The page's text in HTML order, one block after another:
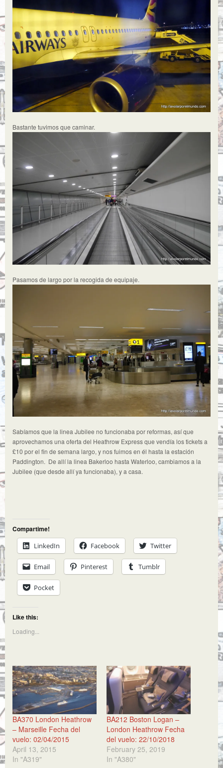
Bastante tuvimos que caminar.
Pasamos de largo por la recogida de equipaje.
Sabíamos que la linea Jubilee no funcionaba por reformas, así que
aprovechamos una oferta del Heathrow Express que vendía los tickets a
£10 por el fin de semana largo, y nos fuimos en él hasta la estación
Paddington. De allí la linea Bakerloo hasta Waterloo, cambiamos a la
Jubilee (que desde allí ya funcionaba), y a casa.
Compartime!
LinkedIn
Facebook Twitter
Email Pinterest Tumblr
Pocket
Like this:
Loading...
BA370 London Heathrow
– Marseille Fecha del
vuelo: 02/04/2015
April 13, 2015
In "A319"
BA212 Boston Logan –
London Heathrow Fecha
del vuelo: 22/10/2018
February 25, 2019
In "A380"